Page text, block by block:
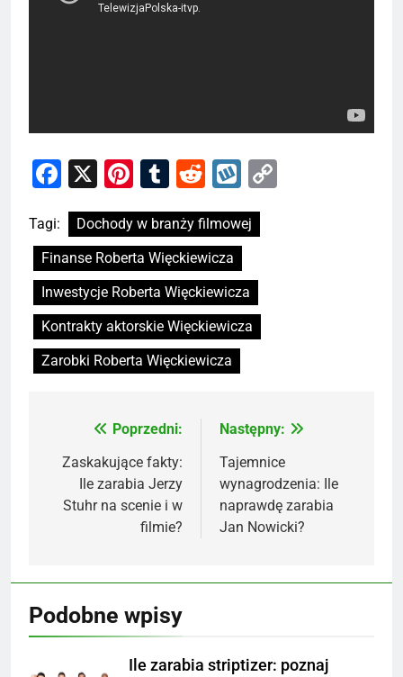
Facebook
X Pinterest
Tumblr
RedditWykop
Tagi:
Dochody w branży filmowej
Finanse Roberta Więckiewicza
Inwestycje Roberta Więckiewicza
Kontrakty aktorskie Więckiewicza
Zarobki Roberta Więckiewicza
Nawigacja
wpisu
Poprzedni:
Zaskakujące fakty:
Ile zarabia Jerzy
Stuhr na scenie i w
filmie?
Następny:
Tajemnice
wynagrodzenia: Ile
naprawdę zarabia
Jan Nowicki?
Podobne wpisy
Ile zarabia striptizer: poznaj